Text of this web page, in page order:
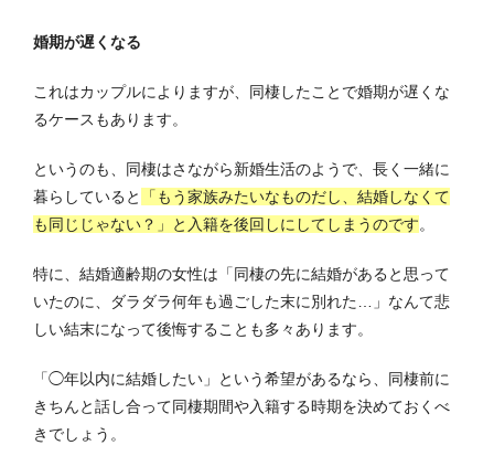
婚期が遅くなる
これはカップルによりますが、同棲したことで婚期が遅くな
るケースもあります。
というのも、同棲はさながら新婚生活のようで、長く一緒に
暮らしていると
「もう家族みたいなものだし、結婚しなくて
も同じじゃない？」と入籍を後回しにしてしまうのです。
特に、結婚適齢期の女性は「同棲の先に結婚があると思って
いたのに、ダラダラ何年も過ごした末に別れた…」なんて悲
しい結末になって後悔することも多々あります。
「◯年以内に結婚したい」という希望があるなら、同棲前に
きちんと話し合って同棲期間や入籍する時期を決めておくべ
きでしょう。